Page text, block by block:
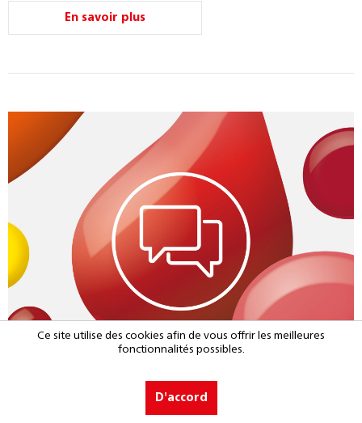
En savoir plus
Ce site utilise des cookies afin de vous offrir les meilleures
fonctionnalités possibles.
D'accord